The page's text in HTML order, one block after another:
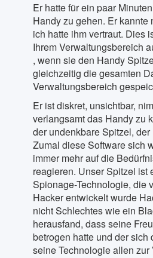
Er hatte für ein paar
Handy zu gehen. Er
ich hatte ihm vertraut. Dies
Ihrem Verwaltungsbereich
, wenn sie den Handy
gleichzeitig die gesamten
Verwaltungsbereich
Er ist diskret, unsichtbar,
verlangsamt das Handy zu
der undenkbare Spitzel,
Zumal diese Software sich
immer mehr auf die
reagieren. Unser Spitzel ist
Spionage-Technologie, die
Hacker entwickelt wurde
nicht Schlechtes wie ein
herausfand, dass seine
betrogen hatte und der sich
seine Technologie allen zur